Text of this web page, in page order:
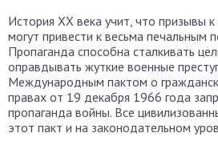
История XX века учит, что призывы
могут привести к весьма печальным
Пропаганда способна сталкивать
оправдывать жуткие военные
Международным пактом о
правах от 19 декабря 1966 года
пропаганда войны. Все
этот пакт и на законодательном